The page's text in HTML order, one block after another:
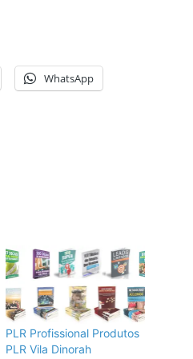
WhatsApp
PLR Profissional Produtos
PLR Vila Dinorah